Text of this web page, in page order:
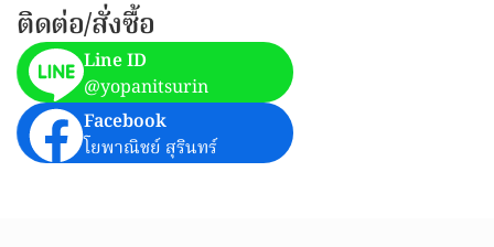
ติดต่อ/สั่งซื้อ
Line ID
@yopanitsurin
Facebook
โยพาณิชย์ สุรินทร์